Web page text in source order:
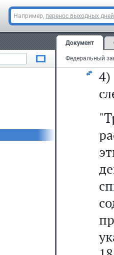
Например, перенос выходных дней
Документ